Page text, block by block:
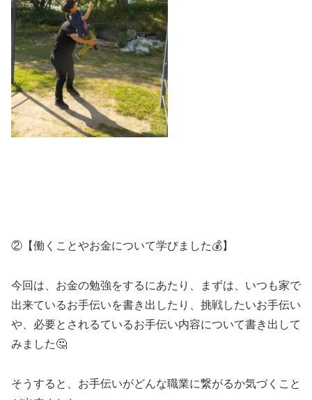
②【働くことやお金について学びました💰】
今回は、お金の勉強をするにあたり、まずは、いつも家で
出来ているお手伝いを書き出したり、挑戦したいお手伝い
や、必要とされるているお手伝い内容について書き出して
みました🤔
そうすると、お手伝いがどんな職業に繋がるか気づくこと